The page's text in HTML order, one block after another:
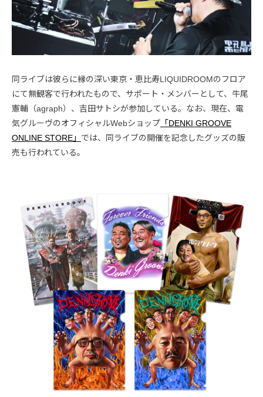
同ライブは彼らに縁の深い東京・恵比寿LIQUIDROOMのフロア
にて無観客で行われたもので、サポート・メンバーとして、牛尾
憲輔（agraph）、吉田サトシが参加している。なお、現在、電
気グルーヴのオフィシャルWebショップ 「DENKI GROOVE
ONLINE STORE」 では、同ライブの開催を記念したグッズの販
売も行われている。